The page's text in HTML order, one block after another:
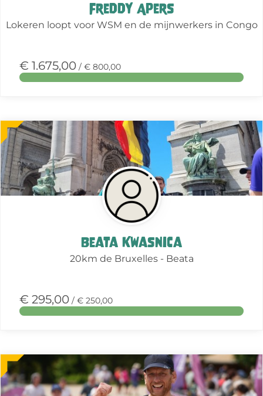
Freddy Apers
Lokeren loopt voor WSM en de mijnwerkers in Congo
€ 1.675,00 / € 800,00
Beata Kwasnica
20km de Bruxelles - Beata
€ 295,00 / € 250,00
Meer
over
deze
actie
Meer
over
deze
actie